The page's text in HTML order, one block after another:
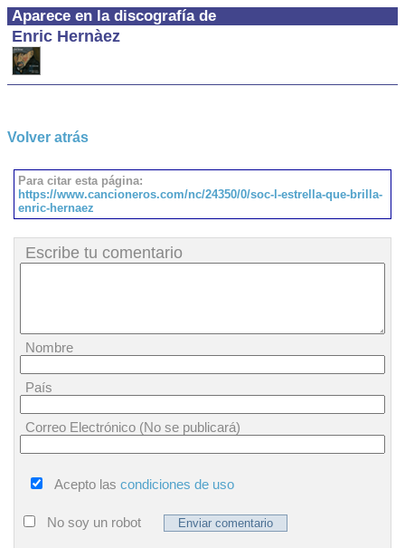
Aparece en la discografía de
Enric Hernàez
Volver atrás
Para citar esta página:
https://www.cancioneros.com/nc/24350/0/soc-l-estrella-que-brilla-
enric-hernaez
Escribe tu comentario
Nombre
País
Correo Electrónico (No se publicará)
Acepto las condiciones de uso
No soy un robot